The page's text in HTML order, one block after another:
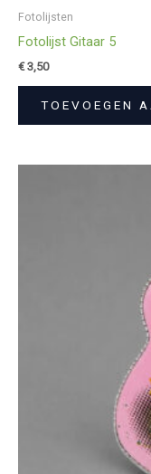
Fotolijsten
Fotolijst Gitaar 5
€3,50
TOEVOEGEN